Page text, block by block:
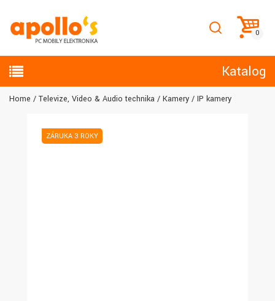
Katalog
Home Televize, Video & Audio technika Kamery IP kamery
ZÁRUKA 3 ROKY